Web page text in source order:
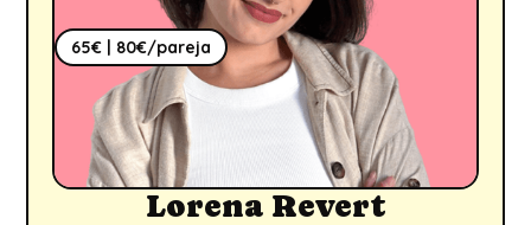
65€ | 80€/pareja
Lorena Revert